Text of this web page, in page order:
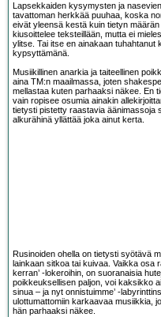
Lapsekkaiden kysymysten ja
tavattoman herkkää puuhaa, koska
eivät yleensä kestä kuin tietyn
kiusoittelee teksteillään, mutta ei
ylitse. Tai itse en ainakaan
kypsyttämänä.
Musiikillinen anarkia ja taiteellinen
aina TM:n maailmassa, joten
mellastaa kuten parhaaksi näkee. En
vain ropisee osumia ainakin
tietysti pistetty raastavia äänimassoja
alkurähinä yllättää joka ainut kerta.
Rusinoiden ohella on tietysti syötävä
lainkaan sitkoa tai kuivaa. Vaikka osa
kerran’ -lokeroihin, on suoranaisia
poikkeuksellisen paljon, voi kaksikko
sinua – ja nyt onnistuimme’ -
ulottumattomiin karkaavaa musiikkia,
hän parhaaksi näkee.